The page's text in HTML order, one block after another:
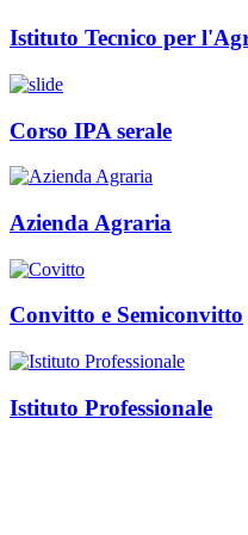
Istituto Tecnico per
Corso IPA serale
Azienda Agraria
Convitto e Semiconvitto
Istituto Professionale